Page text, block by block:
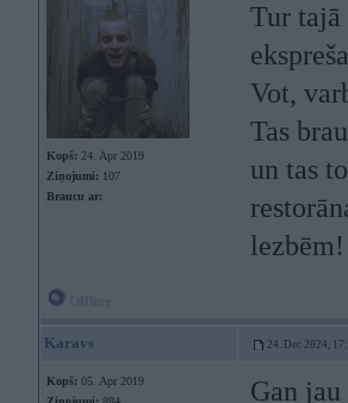
Kopš: 24. Apr 2019
Ziņojumi: 107
Braucu ar:
Tur tajā
Vot,
Tas
un tas
lezbēm!
Karavs 24. Dec 2024,
Kopš: 05. Apr 2019
Gan